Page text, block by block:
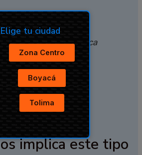
al Senado conceder
de la República
temporalmente del
la ley.
implica este tipo
Elige tu ciudad
Zona Centro
Boyacá
Tolima